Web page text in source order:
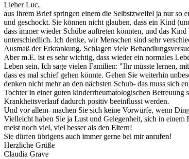
Lieber Luc,
aus Ihrem Brief springen einem die Selbstzweifel ja nur so
und geschockt. Sie können nicht glauben, dass ein Kind
dass immer wieder Schübe auftreten könnten, und das
unterschiedlich. Ich denke, wir Menschen sind sehr
Ausmaß der Erkrankung. Schlagen viele
Aber m.E. ist es sehr wichtig, dass wieder ein normales
Leben sein. Ich sage vielen Familien: "Ihr müsste lernen,
dass es mal schief gehen könnte. Gehen Sie weiterhin
denken nicht mehr an den nächsten Schub- das muss sich
Tochter in einer guten kinderrheumatologischen
Krankheitsverlauf dadurch positiv beeinflusst werden.
Und vor allem- machen Sie sich keine Vorwürfe, wenn
Vielleicht haben Sie ja Lust und Gelegenheit, sich in
meist noch viel, viel besser als den Eltern!
Sie dürfen übrigens auch immer gerne bei mir anrufen!
Herzliche Grüße
Claudia Grave